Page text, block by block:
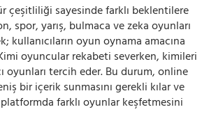
çeşitliliği sayesinde farklı beklentilere
spor, yarış, bulmaca ve zeka oyunları
kullanıcıların oyun oynama amacına
oyuncular rekabeti severken, kimileri
oyunları tercih eder. Bu durum, online
bir içerik sunmasını gerekli kılar ve
platformda farklı oyunlar keşfetmesini